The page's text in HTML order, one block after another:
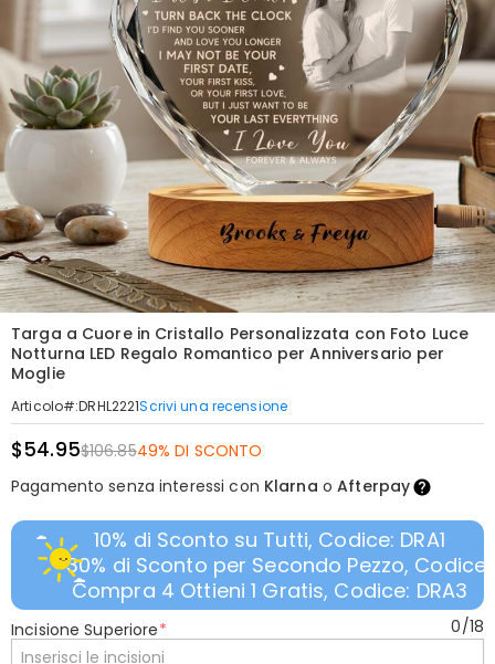
Targa a Cuore in Cristallo Personalizzata con Foto Luce
Notturna LED Regalo Romantico per Anniversario per
Moglie
Articolo#:DRHL2221Scrivi una recensione
$54.95$106.8549% DI SCONTO
Pagamento senza interessi con Klarna oAfterpay
10% di Sconto su Tutti, Codice: DRA1
30% di Sconto per Secondo Pezzo, Codice:
Compra 4 Ottieni 1 Gratis, Codice: DRA3
Incisione Superiore* 0/18